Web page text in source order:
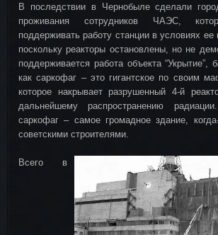
В последствии в Чернобыле сделали
проживания сотрудников ЧАЭС,
поддерживать работу станции в условиях ее
поскольку реакторы остановлены, но не
поддерживается работа объекта “Укрытие”,
как саркофаг – это гигантское по своим
которое накрывает разрушенный 4-й
дальнейшему распространению
саркофаг – самое громадное здание,
советскими строителями.
Всего в